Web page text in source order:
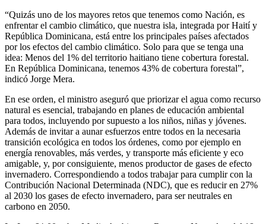
“Quizás uno de los mayores retos que tenemos como Nación, es
enfrentar el cambio climático, que nuestra isla, integrada por Haití y
República Dominicana, está entre los principales países afectados
por los efectos del cambio climático. Solo para que se tenga una
idea: Menos del 1% del territorio haitiano tiene cobertura forestal.
En República Dominicana, tenemos 43% de cobertura forestal”,
indicó Jorge Mera.
En ese orden, el ministro aseguró que priorizar el agua como recurso
natural es esencial, trabajando en planes de educación ambiental
para todos, incluyendo por supuesto a los niños, niñas y jóvenes.
Además de invitar a aunar esfuerzos entre todos en la necesaria
transición ecológica en todos los órdenes, como por ejemplo en
energía renovables, más verdes, y transporte más eficiente y eco
amigable, y, por consiguiente, menos productor de gases de efecto
invernadero. Correspondiendo a todos trabajar para cumplir con la
Contribución Nacional Determinada (NDC), que es reducir en 27%
al 2030 los gases de efecto invernadero, para ser neutrales en
carbono en 2050.